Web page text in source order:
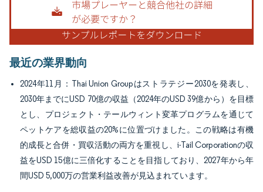
最近の業界動向
2024年11月：Thai Union Groupはストラテジー2030を発表し、
2030年までにUSD 70億の収益（2024年のUSD 39億から）を目標
とし、プロジェクト・テールウィント変革プログラムを通じて
ペットケアを総収益の20%に位置づけました。この戦略は有機
的成長と合併・買収活動の両方を重視し、i-Tail Corporationの収
益をUSD 15億に三倍化することを目指しており、2027年から年
間USD 5,000万の営業利益改善が見込まれています。